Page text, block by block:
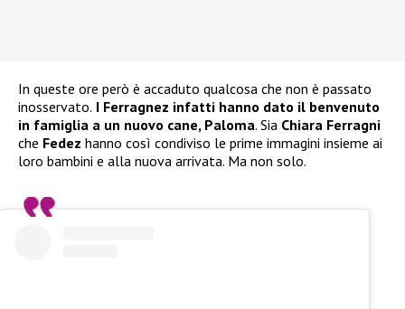
In queste ore però è accaduto qualcosa che non è passato
inosservato. I Ferragnez infatti hanno dato il benvenuto
in famiglia a un nuovo cane, Paloma. Sia Chiara Ferragni
che Fedez hanno così condiviso le prime immagini insieme ai
loro bambini e alla nuova arrivata. Ma non solo.